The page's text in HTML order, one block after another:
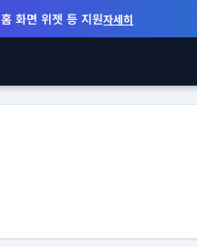
홈 화면 위젯 등 지원자세히